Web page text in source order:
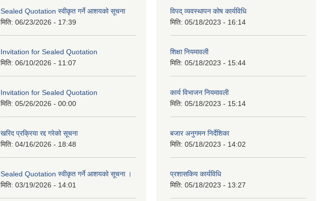
Sealed Quotation स्वीकृत गर्ने आशयको सूचना
मिति: 06/23/2026 - 17:39
Invitation for Sealed Quotation
मिति: 06/10/2026 - 11:07
Invitation for Sealed Quotation
मिति: 05/26/2026 - 00:00
खरिद प्रक्रिया रद्द गरेको सूचना
मिति: 04/16/2026 - 18:48
Sealed Quotation स्वीकृत गर्ने आशयको सूचना ।
मिति: 03/19/2026 - 14:01
विपद् व्यवस्थापन कोष कार्यविधि
मिति: 05/18/2023 - 16:14
शिक्षा नियमावली
मिति: 05/18/2023 - 15:44
कार्य विभाजन नियमावली
मिति: 05/18/2023 - 15:14
बजार अनुगमन निर्देशिका
मिति: 05/18/2023 - 14:02
प्रशासकिय कार्यविधि
मिति: 05/18/2023 - 13:27